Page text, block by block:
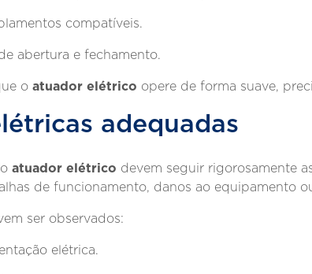
compatíveis.
abertura e fechamento.
oatuador elétrico opere de forma suave,
adequadas
atuador elétrico devem seguir rigorosamente
de funcionamento, danos ao equipamento
ser observados:
elétrica.